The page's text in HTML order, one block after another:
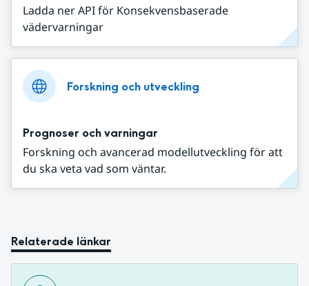
Ladda ner API för Konsekvensbaserade
vädervarningar
Forskning och utveckling
Prognoser och varningar
Forskning och avancerad modellutveckling för att
du ska veta vad som väntar.
Relaterade länkar